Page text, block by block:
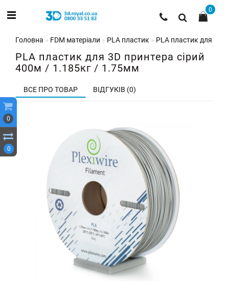
0
0
0
Головна FDM матеріали PLA пластик PLA пластик для 3D
PLA пластик для 3D принтера сірий
400м / 1.185кг / 1.75мм
ВСЕ ПРО ТОВАР ВІДГУКІВ (0)